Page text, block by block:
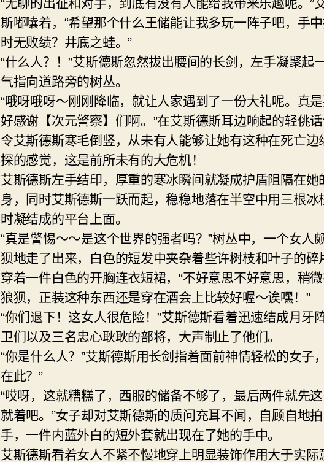
斯嘟囔着，“希望那个什么王储能让我多玩一阵子吧，手
时无败绩？井底之蛙。”
“什么人？！”艾斯德斯忽然拔出腰间的长剑，左手凝聚起
气指向道路旁的树丛。
“哦呀哦呀～刚刚降临，就让人家遇到了一份大礼呢。真
好感谢【次元警察】们啊。”在艾斯德斯耳边响起的轻佻
令艾斯德斯寒毛倒竖，从未有人能够让她有这种在死亡边
探的感觉，这是前所未有的大危机！
艾斯德斯左手结印，厚重的寒冰瞬间就凝成护盾阻隔在她
身，同时艾斯德斯一跃而起，稳稳地落在半空中用三根冰
时凝结成的平台上面。
“真是警惕～～是这个世界的强者吗？”树丛中，一个女人
狈地走了出来，白色的短发中夹杂着些许树枝和叶子的碎
穿着一件白色的开胸连衣短裙，“不好意思不好意思，稍
狼狈，正装这种东西还是穿在酒会上比较好喔～诶嘿！”
“你们退下！这女人很危险！”艾斯德斯看着迅速结成月牙
卫们以及三名忠心耿耿的部将，大声制止了他们。
“你是什么人？”艾斯德斯用长剑指着面前神情轻松的女子
在此？”
“哎呀，这就糟糕了，西服的储备不够了，最后两件就先
就着吧。”女子却对艾斯德斯的质问充耳不闻，自顾自地
手，一件内蓝外白的短外套就出现在了她的手中。
艾斯德斯看着女人不紧不慢地穿上明显装饰作用大于实际